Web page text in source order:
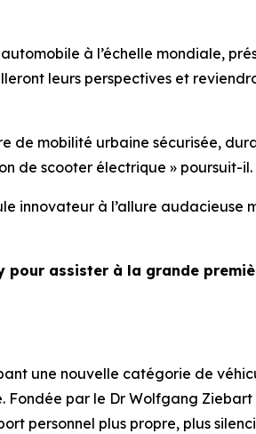
à l’échelle mondiale,
leurs perspectives et
de mobilité urbaine sécurisée,
de scooter électrique » poursuit-il.
innovateur à l’allure audacieuse
pour assister à la grande
une nouvelle catégorie de
par le Dr Wolfgang Ziebart
personnel plus propre, plus